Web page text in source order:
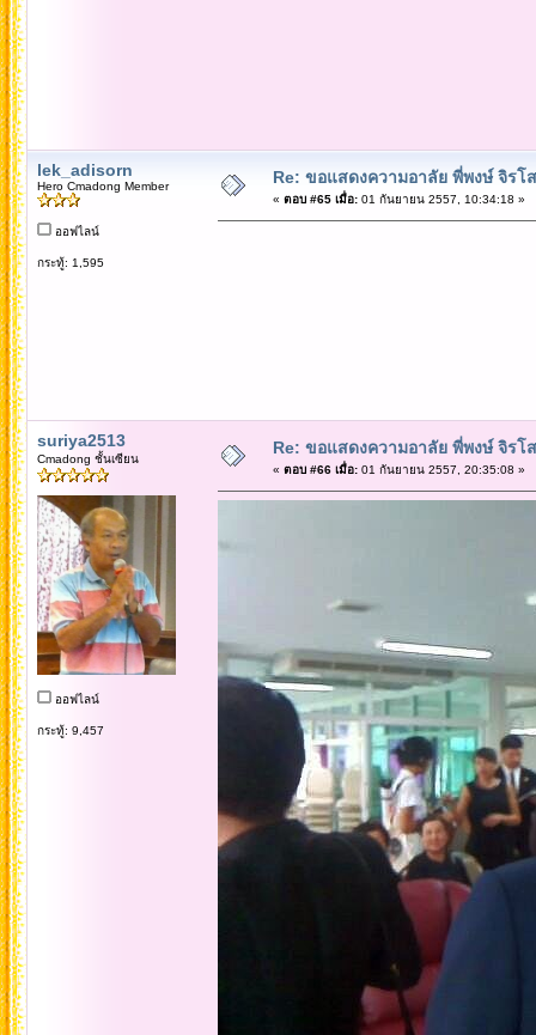
lek_adisorn
Hero Cmadong Member
ออฟไลน์
กระทู้: 1,595
Re: ขอแสดงความอาลัย พี่พงษ์ จิร
« ตอบ #65 เมื่อ:01 กันยายน 2557, 10:34:18 »
suriya2513
Cmadong ชั้นเซียน
ออฟไลน์
กระทู้: 9,457
Re: ขอแสดงความอาลัย พี่พงษ์ จิร
« ตอบ #66 เมื่อ:01 กันยายน 2557, 20:35:08 »